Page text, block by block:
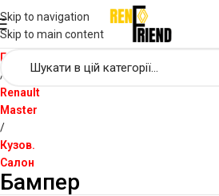
Skip to navigation
Skip to main content
Головна
Renault
Master
Кузов.
Салон
Бампер